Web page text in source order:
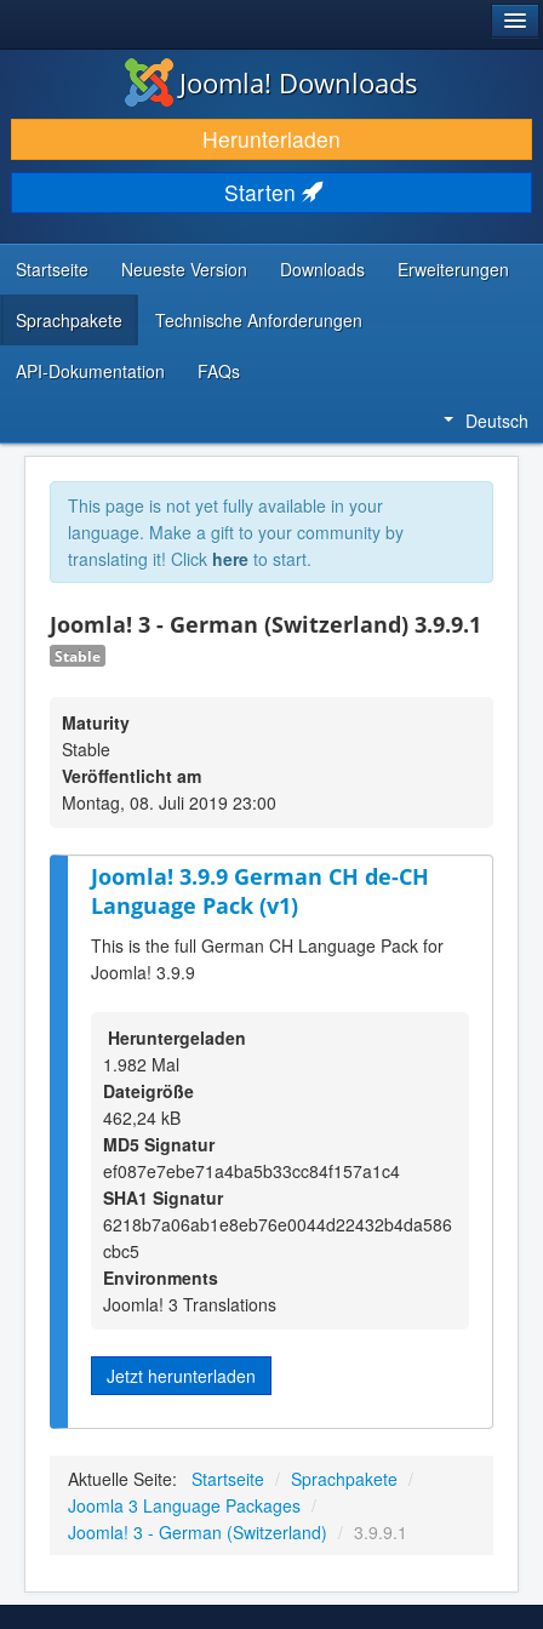
DOWNLOAD & ERWEITERN
ENTDECKEN & LERNEN
COMMUNITY & SUPPORT
RESSOURCEN FÜR ENTWICKLER
Joomla! Downloads
Herunterladen
Starten
Startseite Neueste Version Downloads Erweiterungen
Sprachpakete Technische Anforderungen
API-Dokumentation FAQs
Deutsch
This page is not yet fully available in your
language. Make a gift to your community by
translating it! Click here to start.
Joomla! 3 - German (Switzerland) 3.9.9.1
Stable
Maturity
Stable
Veröffentlicht am
Montag, 08. Juli 2019 23:00
Joomla! 3.9.9 German CH de-CH
Language Pack (v1)
This is the full German CH Language Pack for
Joomla! 3.9.9
Heruntergeladen
1.982 Mal
Dateigröße
462,24 kB
MD5 Signatur
ef087e7ebe71a4ba5b33cc84f157a1c4
SHA1 Signatur
6218b7a06ab1e8eb76e0044d22432b4da586
cbc5
Environments
Joomla! 3 Translations
Jetzt herunterladen
Aktuelle Seite: Startseite / Sprachpakete /
Joomla 3 Language Packages /
Joomla! 3 - German (Switzerland) / 3.9.9.1